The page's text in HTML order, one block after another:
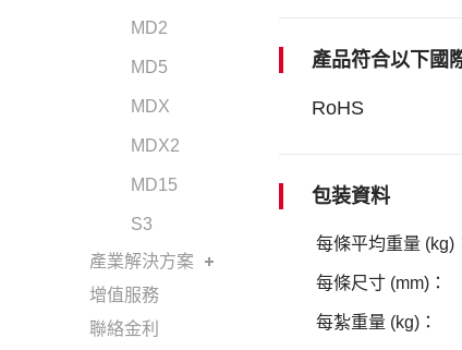
MD2
MD5
MDX
MDX2
MD15
S3
產業解決方案
增值服務
聯絡金利
產品符合以下國
RoHS
包装資料
每條平均重量 (kg)
每條尺寸 (mm)：
每紮重量 (kg)：